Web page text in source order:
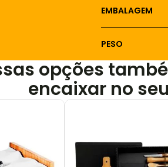
EMBALAGEM
PESO
opções
encaixar no